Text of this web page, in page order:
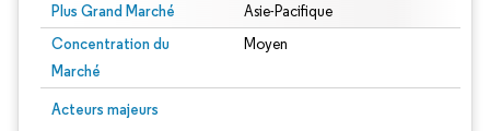
Plus Grand Marché Asie-Pacifique
Concentration du
Marché
Moyen
Acteurs majeurs
Image © Mordor Intelligence. La réutilisation nécessite une attribution sous CC